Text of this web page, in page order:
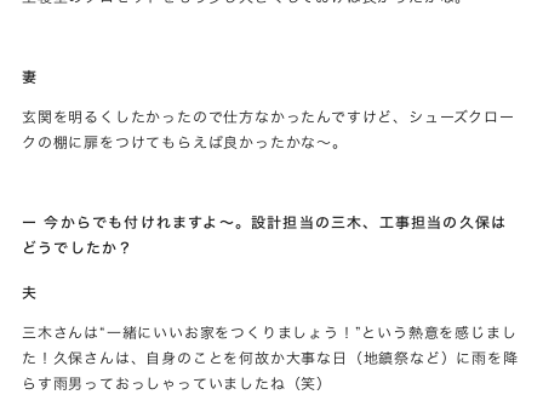
妻
玄関を明るくしたかったので仕方なかったんですけど、シューズクロー
クの棚に扉をつけてもらえば良かったかな～。
ー 今からでも付けれますよ～。設計担当の三木、工事担当の久保は
どうでしたか？
夫
三木さんは“一緒にいいお家をつくりましょう！”という熱意を感じまし
た！久保さんは、自身のことを何故か大事な日（地鎮祭など）に雨を降
らす雨男っておっしゃっていましたね（笑）